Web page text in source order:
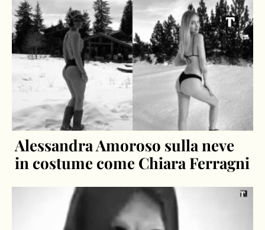
Alessandra Amoroso sulla neve
in costume come Chiara Ferragni